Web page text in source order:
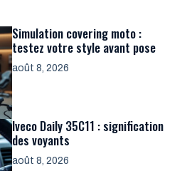
Simulation covering moto :
testez votre style avant pose
août 8, 2026
Iveco Daily 35C11 : signification
des voyants
août 8, 2026